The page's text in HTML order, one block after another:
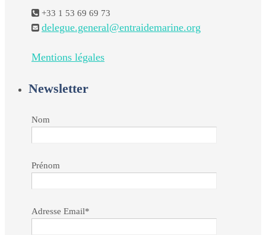
+33 1 53 69 69 73
delegue.general@entraidemarine.org
Mentions légales
Newsletter
Nom
Prénom
Adresse Email*